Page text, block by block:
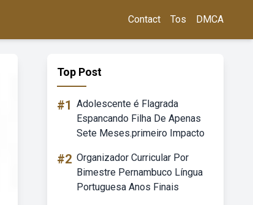
Contact Tos DMCA
Top Post
#1 Adolescente é Flagrada
Espancando Filha De Apenas
Sete Meses.primeiro Impacto
#2 Organizador Curricular Por
Bimestre Pernambuco Língua
Portuguesa Anos Finais